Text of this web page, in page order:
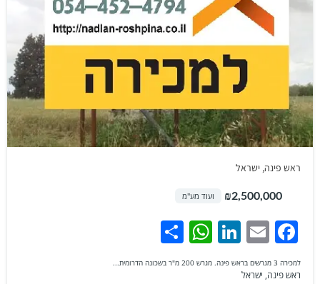
ראש פינה, ישראל
₪2,500,000 ועוד מע"מ
Facebook
Email
LinkedIn
WhatsApp
Share
למכירה 3 מגרשים בראש פינה. מגרש 200 מ"ר בשכונה הדרומית...
ראש פינה, ישראל